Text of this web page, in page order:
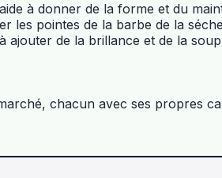
à donner de la forme et du
les pointes de la barbe de la
de la brillance et de la
chacun avec ses propres